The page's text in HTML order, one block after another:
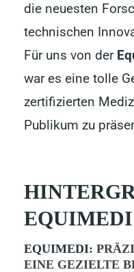
die neuesten
technischen
Für uns von der
war es eine tolle
zertifizierten
Publikum zu
EQUIMEDI:
EINE GEZIELTE